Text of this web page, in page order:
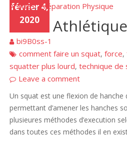
février 4,
2020
Articles, Préparation Physique
Force
bi9B0ss-1
comment faire un squat,force,
squatter plus lourd,technique de
Leave a comment
Un squat est une flexion de hanche
permettant d’amener les hanches
plusieures méthodes d’execution
dans toutes ces méthodes il en